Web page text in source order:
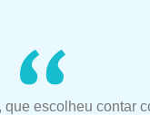
escolheu contar